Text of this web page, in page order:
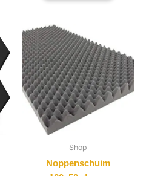
Shop
Noppenschuim